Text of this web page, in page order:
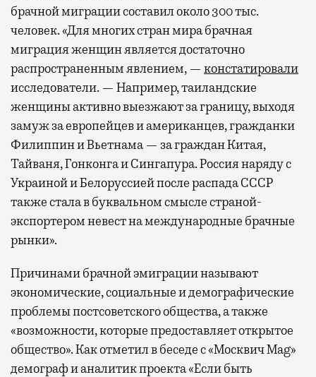
брачной миграции составил около 300 тыс.
человек. «Для многих стран мира брачная
миграция женщин является достаточно
распространенным явлением, — констатировали
исследователи. — Например, таиландские
женщины активно выезжают за границу, выходя
замуж за европейцев и американцев, гражданки
Филиппин и Вьетнама — за граждан Китая,
Тайваня, Гонконга и Сингапура. Россия наряду с
Украиной и Белоруссией после распада СССР
также стала в буквальном смысле страной-
экспортером невест на международные брачные
рынки».
Причинами брачной эмиграции называют
экономические, социальные и демографические
проблемы постсоветского общества, а также
«возможности, которые предоставляет открытое
общество». Как отметил в беседе с «Москвич Mag»
демограф и аналитик проекта «Если быть